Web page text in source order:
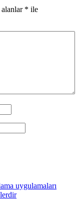
* ile
uygulamaları